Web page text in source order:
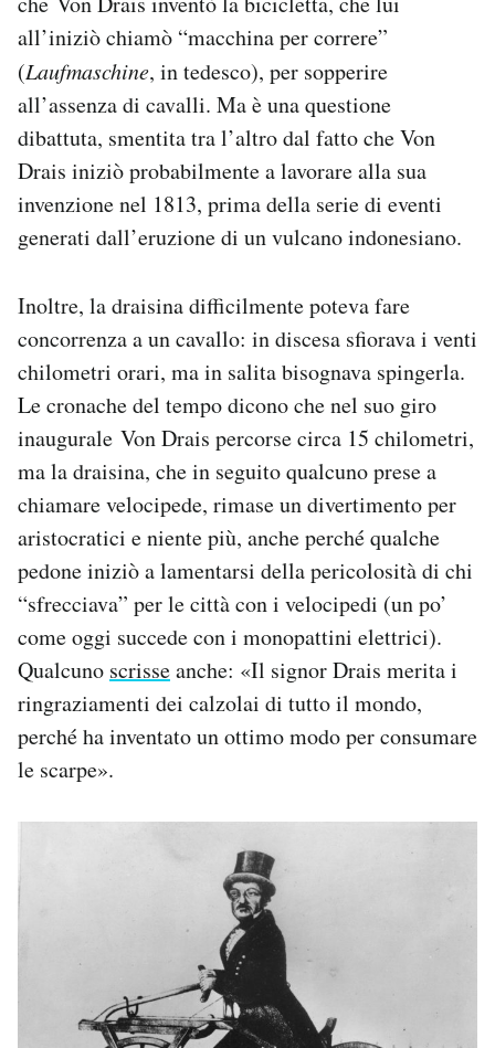
all’iniziò chiamò “macchina per correre”
(Laufmaschine, in tedesco), per sopperire
all’assenza di cavalli. Ma è una questione
dibattuta, smentita tra l’altro dal fatto che Von
Drais iniziò probabilmente a lavorare alla sua
invenzione nel 1813, prima della serie di eventi
generati dall’eruzione di un vulcano indonesiano.
Inoltre, la draisina difficilmente poteva fare
concorrenza a un cavallo: in discesa sfiorava i venti
chilometri orari, ma in salita bisognava spingerla.
Le cronache del tempo dicono che nel suo giro
inaugurale Von Drais percorse circa 15 chilometri,
ma la draisina, che in seguito qualcuno prese a
chiamare velocipede, rimase un divertimento per
aristocratici e niente più, anche perché qualche
pedone iniziò a lamentarsi della pericolosità di chi
“sfrecciava” per le città con i velocipedi (un po’
come oggi succede con i monopattini elettrici).
Qualcuno scrisseanche: «Il signor Drais merita i
ringraziamenti dei calzolai di tutto il mondo,
perché ha inventato un ottimo modo per consumare
le scarpe».